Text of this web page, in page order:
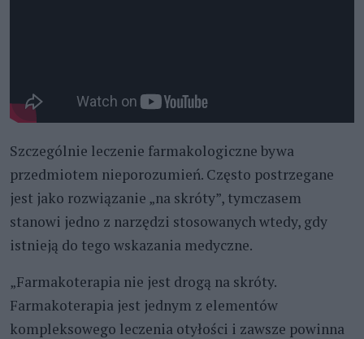
Szczególnie leczenie farmakologiczne bywa
przedmiotem nieporozumień. Często postrzegane
jest jako rozwiązanie „na skróty”, tymczasem
stanowi jedno z narzędzi stosowanych wtedy, gdy
istnieją do tego wskazania medyczne.
„Farmakoterapia nie jest drogą na skróty.
Farmakoterapia jest jednym z elementów
kompleksowego leczenia otyłości i zawsze powinna